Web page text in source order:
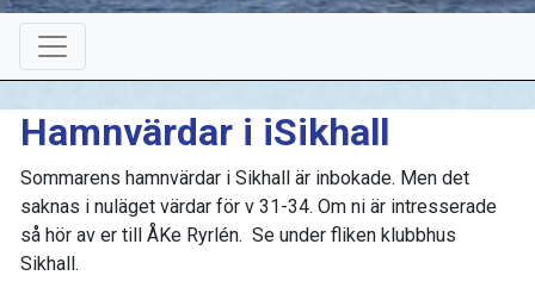
Hamnvärdar i iSikhall
Sommarens hamnvärdar i Sikhall är inbokade. Men det
saknas i nuläget värdar för v 31-34. Om ni är intresserade
så hör av er till ÅKe Ryrlén. Se under fliken klubbhus
Sikhall.